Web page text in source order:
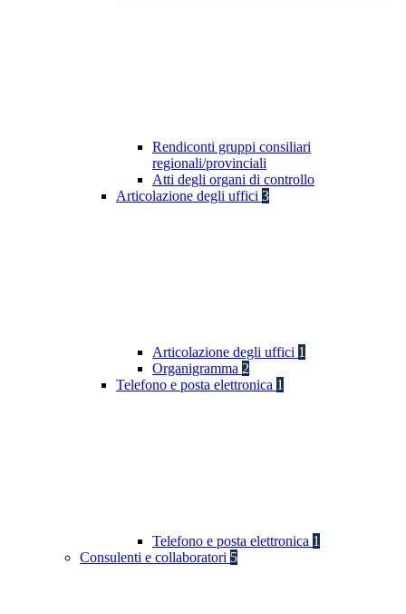
Rendiconti gruppi consiliari
regionali/provinciali
Atti degli organi di controllo
Articolazione degli uffici 3
Articolazione degli uffici 1
Organigramma 2
Telefono e posta elettronica 1
Telefono e posta elettronica 1
Consulenti e collaboratori 5